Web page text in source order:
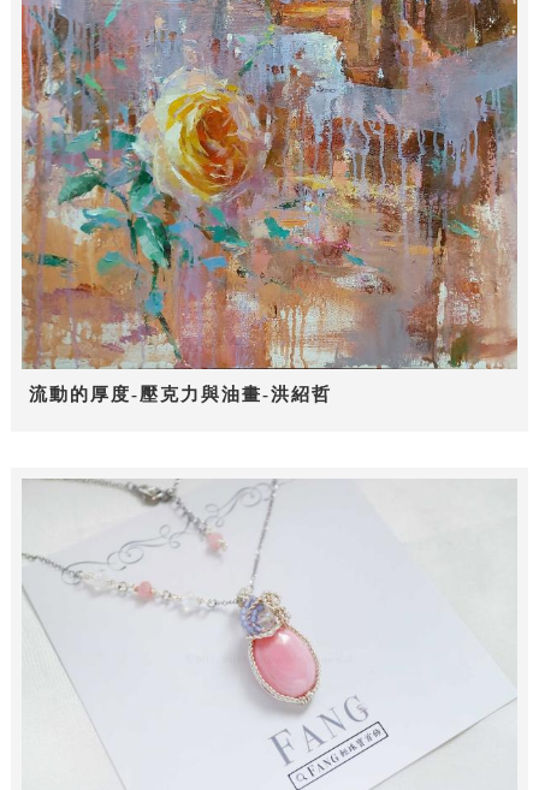
流動的厚度-壓克力與油畫-洪紹哲